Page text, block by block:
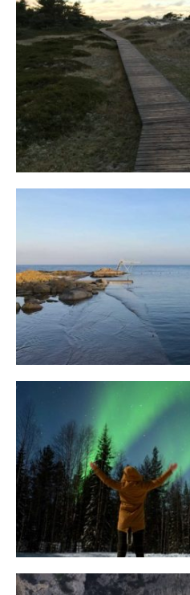
12.
29.
10 Tipps für eine
auf
31.